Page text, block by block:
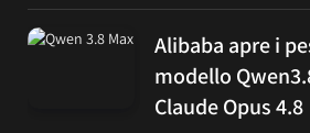
Alibaba apre i
modello
Claude Opus 4.8